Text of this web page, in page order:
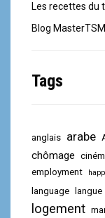
Les recettes du
Blog
Tags
anglais arabe
chômage
employment
language langue
logement